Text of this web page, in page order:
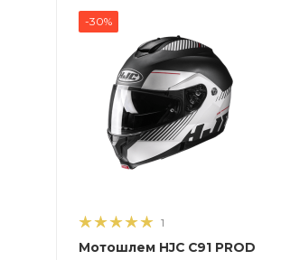
-30%
1
Мотошлем HJC C91 PROD